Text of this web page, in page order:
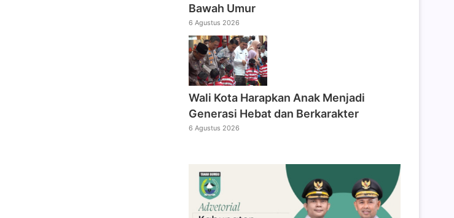
Bawah Umur
6 Agustus 2026
Wali Kota Harapkan Anak Menjadi
Generasi Hebat dan Berkarakter
6 Agustus 2026